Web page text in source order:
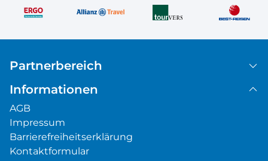
Partnerbereich
Informationen
AGB
Impressum
Barrierefreiheitserklärung
Kontaktformular